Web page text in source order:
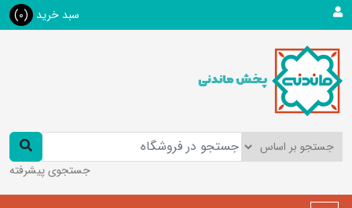
سبد خرید (0)
جستجوی پیشرفته